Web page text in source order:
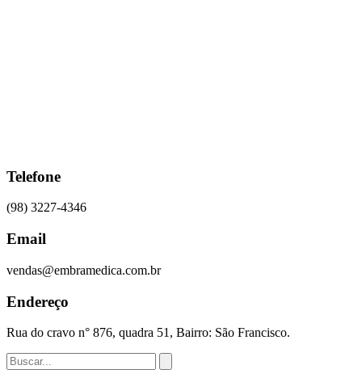
Telefone
(98) 3227-4346
Email
vendas@embramedica.com.br
Endereço
Rua do cravo n° 876, quadra 51, Bairro: São Francisco.